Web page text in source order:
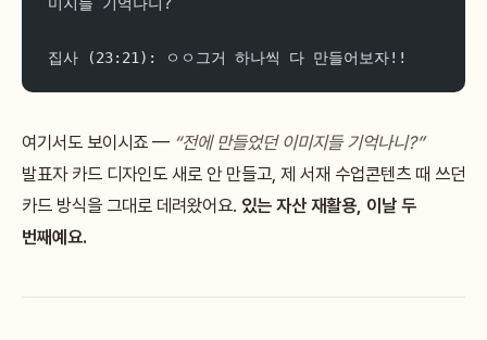
집사 (23:21): ㅇㅇ그거 하나씩 다 만들어보자!!
여기서도 보이시죠 — “전에 만들었던 이미지들 기억나니?”
발표자 카드 디자인도 새로 안 만들고, 제 서재 수업콘텐츠 때 쓰던
카드 방식을 그대로 데려왔어요. 있는 자산 재활용, 이날 두
번째예요.